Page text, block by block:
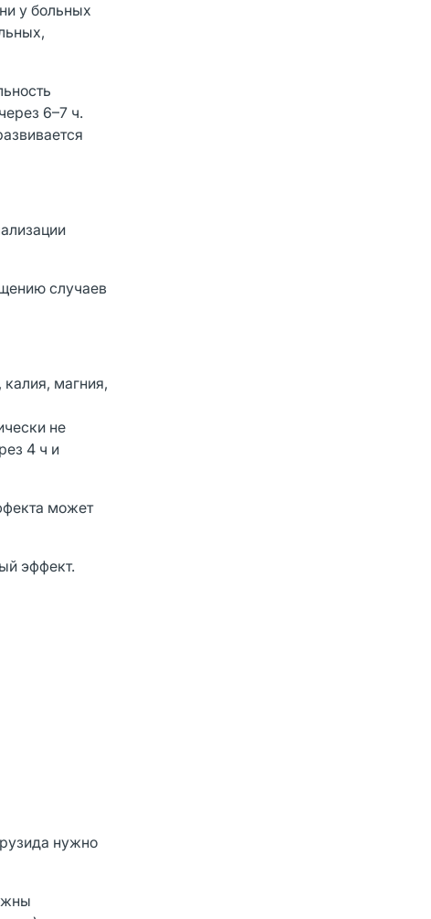
у больных
6–7 ч.
случаев
магния,
не
4 ч и
может
эффект.
нужно